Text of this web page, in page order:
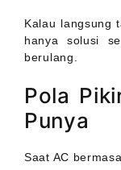
Kalau langsung
hanya solusi
berulang.
Pola
Punya
Saat AC